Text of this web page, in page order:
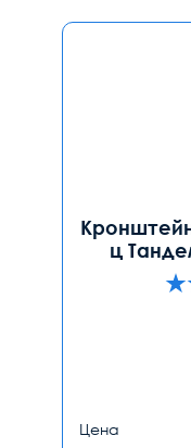
ц
Цена